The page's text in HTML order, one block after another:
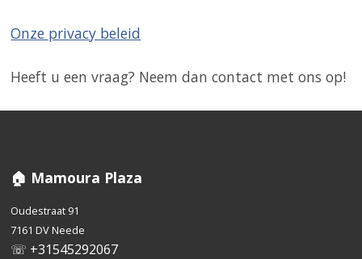
Onze privacy beleid
Heeft u een vraag? Neem dan contact met ons op!
🏠 Mamoura Plaza
Oudestraat 91
7161 DV Neede
☏ +31545292067